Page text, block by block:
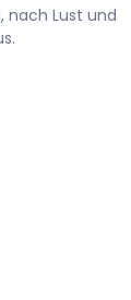
nach Lust und